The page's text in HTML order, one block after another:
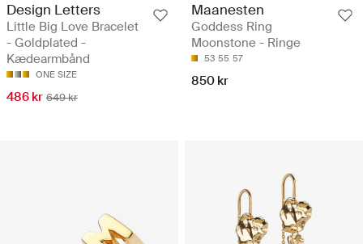
Design Letters
Little Big Love Bracelet
- Goldplated -
Kædearmbånd
ONE SIZE
486 kr 649 kr
Maanesten
Goddess Ring
Moonstone - Ringe
53 55 57
850 kr